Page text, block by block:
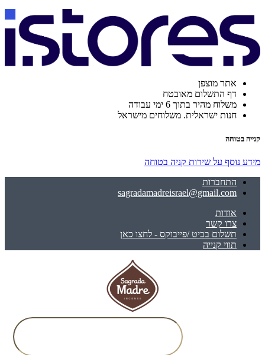
אתר מוצפן
דף התשלום מאובטח
משלוח מהיר בתוך 6 ימי עבודה
חנות ישראלית. משלוחים מישראל
קנייה בטוחה
מידע נוסף על שירות קניה בטוחה
התחברות
sagradamadreisrael@gmail.com
אודות
צרו קשר
תשלום בביט /פייבוקס - לחצו כאן
תווי קנייה